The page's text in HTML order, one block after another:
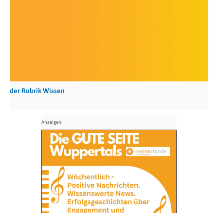
der Rubrik Wissen